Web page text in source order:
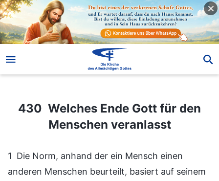
430 Welches Ende Gott für den Menschen veranlasst
430 Welches Ende Gott für den
Menschen veranlasst
1 Die Norm, anhand der ein Mensch einen
anderen Menschen beurteilt, basiert auf seinem